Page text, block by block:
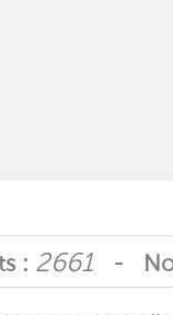
: 2661 -